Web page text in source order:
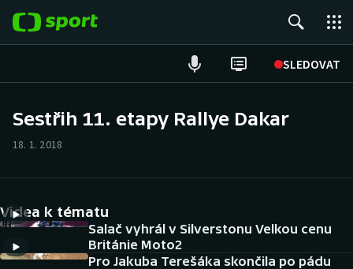
SLEDOVAT
Hokej
Tenis
Atletika
Cyklistika
Sestřih 11. etapy Rallye Dakar
18. 1. 2018
Videa k tématu
Salač vyhrál v Silverstonu Velkou cenu
Británie Moto2
Pro Jakuba Terešáka skončila po pádu